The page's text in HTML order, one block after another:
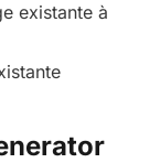
existante à